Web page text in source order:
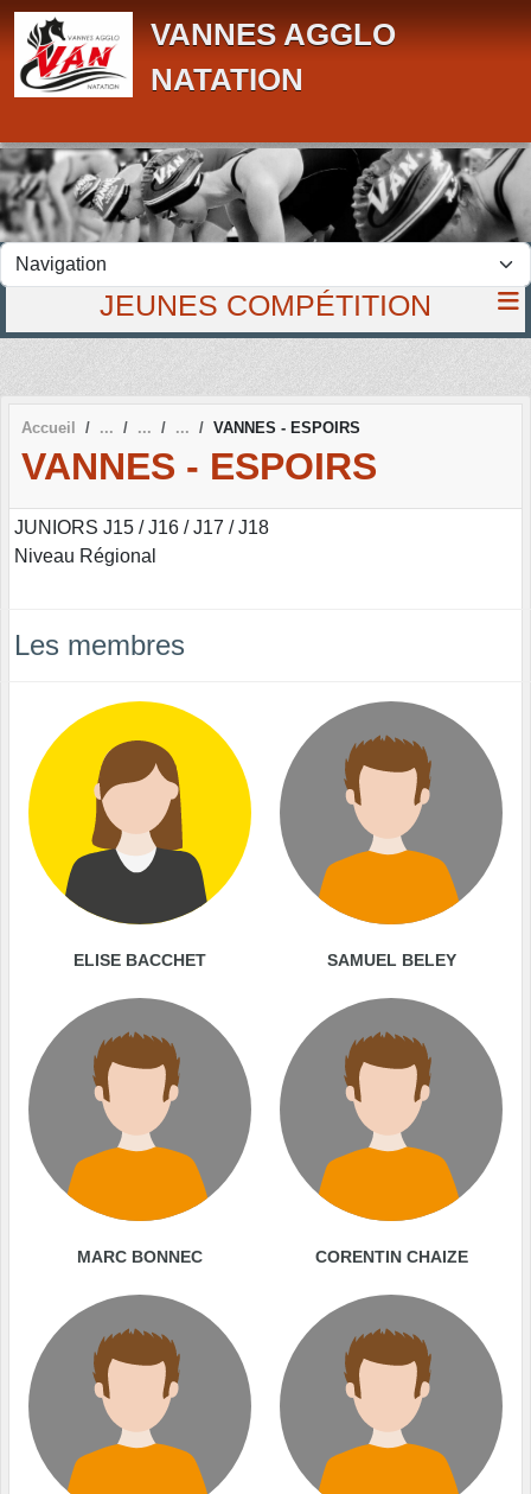
VANNES AGGLO
NATATION
JEUNES COMPÉTITION
Accueil VANNES - ESPOIRS
VANNES - ESPOIRS
JUNIORS J15 / J16 / J17 / J18
Niveau Régional
Les membres
ELISE BACCHET SAMUEL BELEY
MARC BONNEC CORENTIN CHAIZE
Panneau de gestion des cookies